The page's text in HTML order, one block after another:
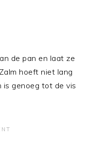
de pan en laat ze
hoeft niet lang
is genoeg tot de vis